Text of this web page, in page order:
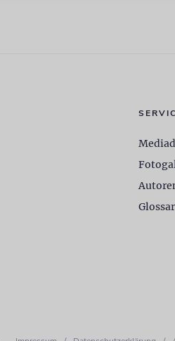
Glossar